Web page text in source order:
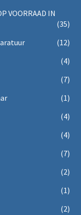
VOORRAAD IN
(35)
(12)
(4)
(7)
(1)
(4)
(4)
(7)
(2)
(1)
(2)